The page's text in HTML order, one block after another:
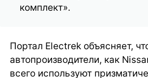
комплект».
Портал Electrek объясняет,
автопроизводители, как
всего используют